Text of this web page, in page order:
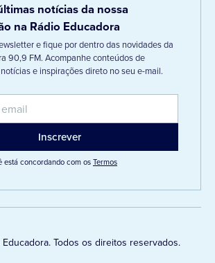
notícias da nossa
na Rádio Educadora
e fique por dentro das novidades da
90,9 FM. Acompanhe conteúdos de
e inspirações direto no seu e-mail.
está concordando com osTermos
Todos os direitos reservados.